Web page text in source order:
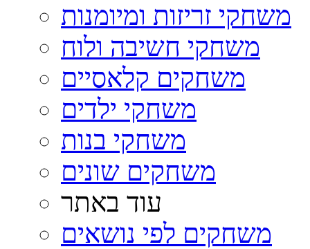
משחקי זריזות ומיומנות
משחקי חשיבה ולוח
משחקים קלאסיים
משחקי ילדים
משחקי בנות
משחקים שונים
עוד באתר
משחקים לפי נושאים